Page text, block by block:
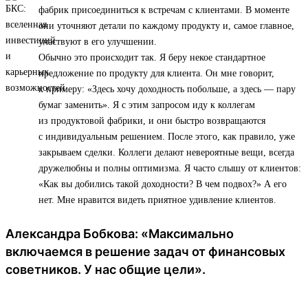
фабрик присоединиться к встречам с клиентами. В моменте
они уточняют детали по каждому продукту и, самое главное,
участвуют в его улучшении.
Обычно это происходит так. Я беру некое стандартное
предложение по продукту для клиента. Он мне говорит,
к примеру: «Здесь хочу доходность побольше, а здесь — пару
бумаг заменить». Я с этим запросом иду к коллегам
из продуктовой фабрики, и они быстро возвращаются
с индивидуальным решением. После этого, как правило, уже
закрываем сделки. Коллеги делают невероятные вещи, всегда
дружелюбны и полны оптимизма. Я часто слышу от клиентов:
«Как вы добились такой доходности? В чем подвох?» А его
нет. Мне нравится видеть приятное удивление клиентов.
Александра Бобкова: «Максимально
включаемся в решение задач от финансовых
советников. У нас общие цели».